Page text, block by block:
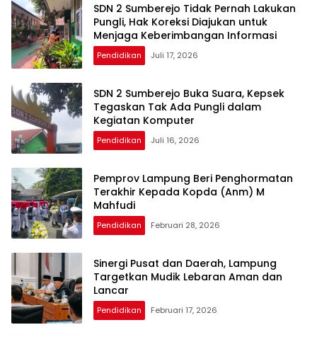
SDN 2 Sumberejo Tidak Pernah Lakukan
Pungli, Hak Koreksi Diajukan untuk
Menjaga Keberimbangan Informasi
Pendidikan Juli 17, 2026
SDN 2 Sumberejo Buka Suara, Kepsek
Tegaskan Tak Ada Pungli dalam
Kegiatan Komputer
Pendidikan Juli 16, 2026
Pemprov Lampung Beri Penghormatan
Terakhir Kepada Kopda (Anm) M
Mahfudi
Pendidikan Februari 28, 2026
Sinergi Pusat dan Daerah, Lampung
Targetkan Mudik Lebaran Aman dan
Lancar
Pendidikan Februari 17, 2026